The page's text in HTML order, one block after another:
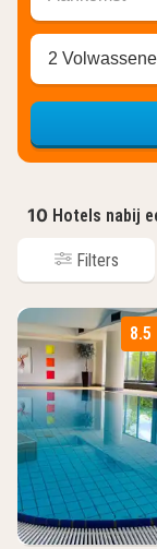
2
10 Hotels nabij
Filters
8.5